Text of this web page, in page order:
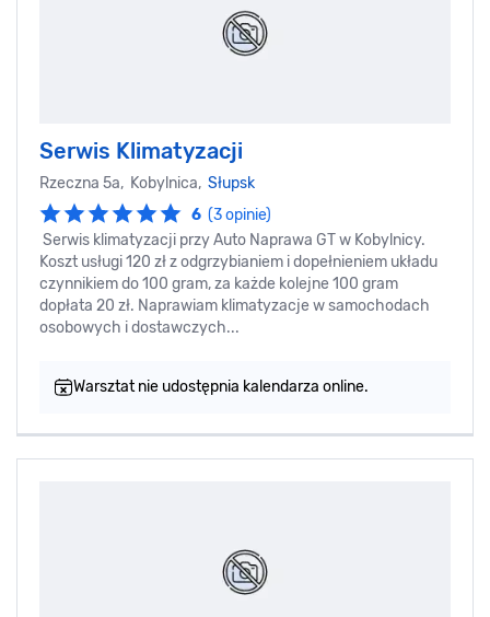
Serwis Klimatyzacji
Rzeczna 5a, Kobylnica, Słupsk
6 (3 opinie)
Serwis klimatyzacji przy Auto Naprawa GT w Kobylnicy.
Koszt usługi 120 zł z odgrzybianiem i dopełnieniem układu
czynnikiem do 100 gram, za każde kolejne 100 gram
dopłata 20 zł. Naprawiam klimatyzacje w samochodach
osobowych i dostawczych...
Warsztat nie udostępnia kalendarza online.